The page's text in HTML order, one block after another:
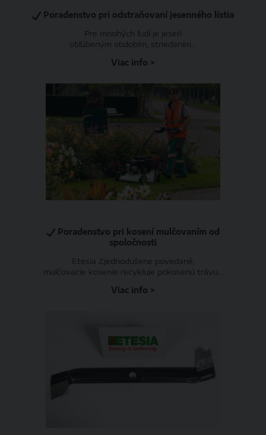
Poradenstvo pri odstraňovaní jesenného lístia
Pre mnohých ľudí je jeseň
obľúbeným obdobím, striedaním…
Viac info >
Poradenstvo pri kosení mulčovaním od
spoločnosti
Etesia Zjednodušene povedané,
mulčovacie kosenie recykluje pokosenú trávu...
Viac info >